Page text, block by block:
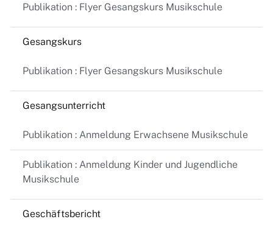
Publikation : Flyer Gesangskurs Musikschule
Gesangskurs
Publikation : Flyer Gesangskurs Musikschule
Gesangsunterricht
Publikation : Anmeldung Erwachsene Musikschule
Publikation : Anmeldung Kinder und Jugendliche
Musikschule
Geschäftsbericht